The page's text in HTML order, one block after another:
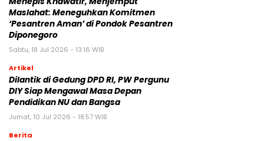
Maslahat: Meneguhkan Komitmen
‘Pesantren Aman’ di Pondok Pesantren
Diponegoro
Sabtu, 18 Jul 2026 - 13:16 WIB
Artikel
Dilantik di Gedung DPD RI, PW Pergunu
DIY Siap Mengawal Masa Depan
Pendidikan NU dan Bangsa
Jumat, 10 Jul 2026 - 18:57 WIB
Berita